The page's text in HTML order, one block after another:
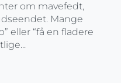
om mavefedt,
Mange
eller “få en fladere